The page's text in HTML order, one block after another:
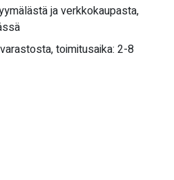
ja verkkokaupasta,
toimitusaika: 2-8